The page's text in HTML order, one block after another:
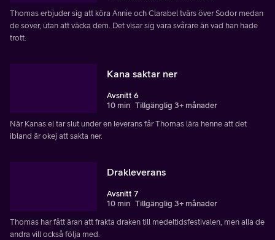
Thomas erbjuder sig att köra Annie och Clarabel tvärs över Sodor medan
de sover, utan att väcka dem. Det visar sig vara svårare än vad han hade
trott.
Kana saktar ner
Avsnitt 6
10 min Tillgänglig 3+ månader
När Kanas el tar slut under en leverans får Thomas lära henne att det
ibland är okej att sakta ner.
Drakleverans
Avsnitt 7
10 min Tillgänglig 3+ månader
Thomas har fått äran att frakta draken till medeltidsfestivalen, men alla de
andra vill också följa med.